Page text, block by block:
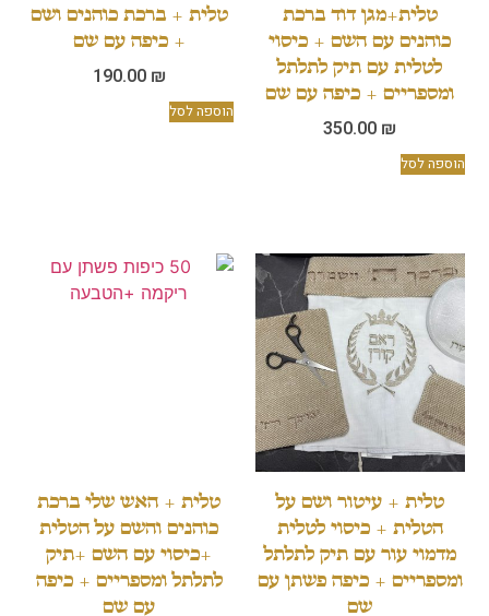
דוד ברכת
עם השם + כיסוי
עם תיק לתלתל
+ כיפה עם שם
350.00
לסל
טלית + ברכת כוהנים ושם
+ כיפה עם שם
190.00
הוספה לסל
+ עיטור ושם על
+ כיסוי לטלית
עור עם תיק לתלתל
+ כיפה פשתן עם
טלית + האש שלי ברכת
כוהנים והשם על הטלית
+כיסוי עם השם +תיק
לתלתל ומספריים + כיפה